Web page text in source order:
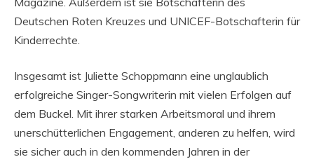
Deutschen Roten Kreuzes und UNICEF-Botschafterin für
Kinderrechte.
Insgesamt ist Juliette Schoppmann eine unglaublich
erfolgreiche Singer-Songwriterin mit vielen Erfolgen auf
dem Buckel. Mit ihrer starken Arbeitsmoral und ihrem
unerschütterlichen Engagement, anderen zu helfen, wird
sie sicher auch in den kommenden Jahren in der